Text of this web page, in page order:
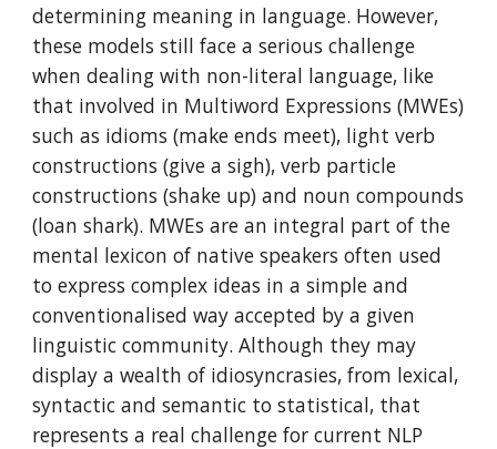
determining meaning in language. However,
these models still face a serious challenge
when dealing with non-literal language, like
that involved in Multiword Expressions (MWEs)
such as idioms (make ends meet), light verb
constructions (give a sigh), verb particle
constructions (shake up) and noun compounds
(loan shark). MWEs are an integral part of the
mental lexicon of native speakers often used
to express complex ideas in a simple and
conventionalised way accepted by a given
linguistic community. Although they may
display a wealth of idiosyncrasies, from lexical,
syntactic and semantic to statistical, that
represents a real challenge for current NLP